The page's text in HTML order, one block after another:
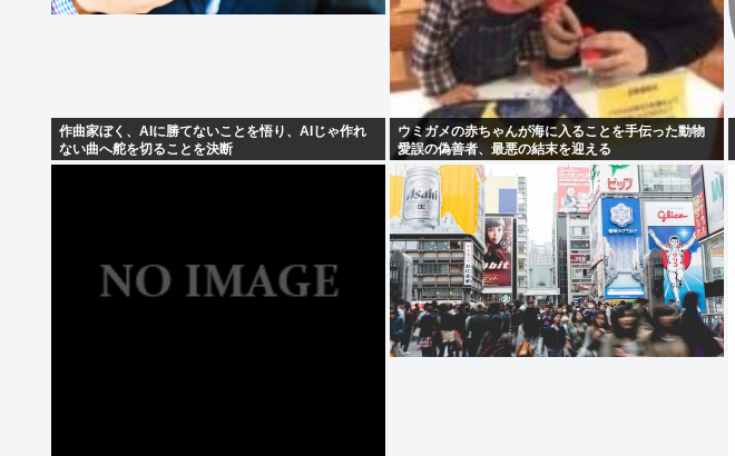
作曲家ぼく、AIに勝てないことを悟り、AIじゃ作れ
ない曲へ舵を切ることを決断
ウミガメの赤ちゃんが海に入ることを手伝った動物
愛誤の偽善者、最悪の結末を迎える